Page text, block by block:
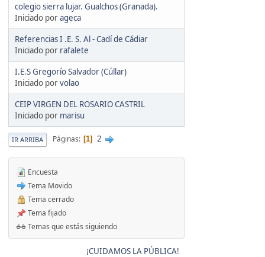
colegio sierra lujar. Gualchos (Granada).
Iniciado porageca
Referencias I .E. S. Al - Cadí de Cádiar
Iniciado por rafalete
I.E.S Gregorío Salvador (Cúllar)
Iniciado porvolao
CEIP VIRGEN DEL ROSARIO CASTRIL
Iniciado por marisu
IR ARRIBA Páginas 1 2
Encuesta
Tema Movido
Tema cerrado
Tema fijado
Temas que estás siguiendo
¡CUIDAMOS LA PÚBLICA!